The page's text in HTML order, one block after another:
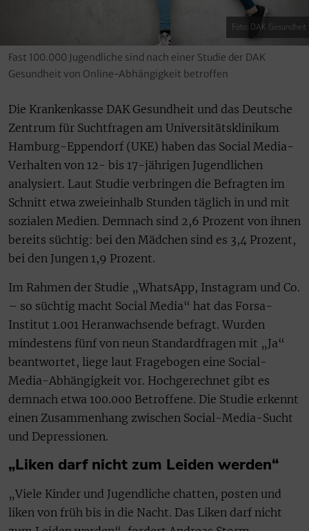
Foto: DAK Gesundheit
Fast 100.000 Jugendliche sind nach einer Studie der DAK
Gesundheit von Online-Abhängigkeit betroffen
Die Krankenkasse DAK Gesundheit und das Deutsche
Zentrum für Suchtfragen am Universitätsklinikum
Hamburg-Eppendorf (UKE) haben das Social Media-
Verhalten von 12- bis 17-jährigen Jugendlichen
analysiert. Laut Studie verbringen die Befragten im
Schnitt etwa zweieinhalb Stunden täglich in und mit
sozialen Medien. Demnach sind 2,6 Prozent von ihnen
bereits süchtig: bei den Mädchen sind es 3,4 Prozent,
bei den Jungen 1,9 Prozent.
Im Rahmen der Studie „WhatsApp, Instagram und Co.
– so süchtig macht Social Media“ hat das Forsa-
Institut 1.001 Heranwachsende befragt. Wurden
mindestens fünf von neun Standardfragen mit „Ja“
beantwortet, liege laut Fragebogen eine Social-
Media-Abhängigkeit vor. Hochgerechnet gibt es
demnach etwa 100.000 Betroffene. Die Studie erkennt
einen Zusammenhang zwischen Social-Media-Sucht
und Depressionen.
„Liken darf nicht zum Leiden werden“
„Viele Kinder und Jugendliche chatten, posten und
liken von früh bis in die Nacht. Das Liken darf nicht